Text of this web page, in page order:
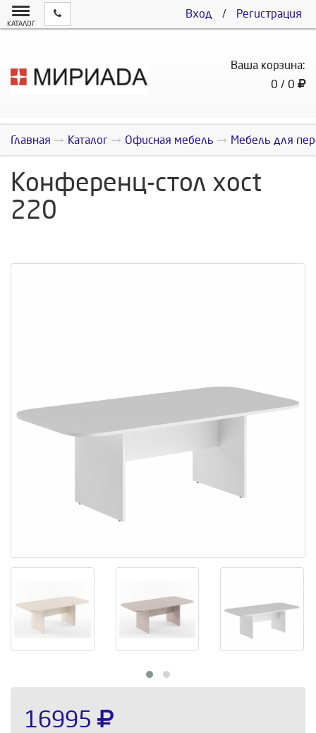
Вход / Регистрация
КАТАЛОГ
Ваша корзина:
0 / 0
Главная Каталог Офисная мебель Мебель для
Конференц-стол xoct
220
16995